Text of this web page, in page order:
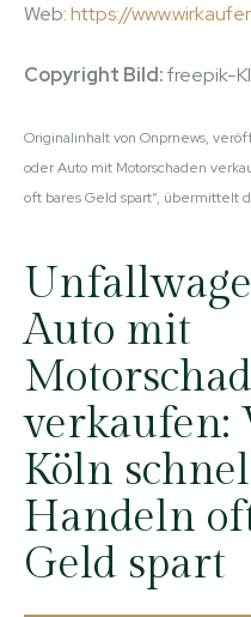
Web:https://
Copyright Bild:freepik-KI
Originalinhalt von Onprnews,
oder Auto mit Motorschaden
oft bares Geld spart“, übermittelt
Auto mit
verkaufen:
Köln
Handeln
Geld spart